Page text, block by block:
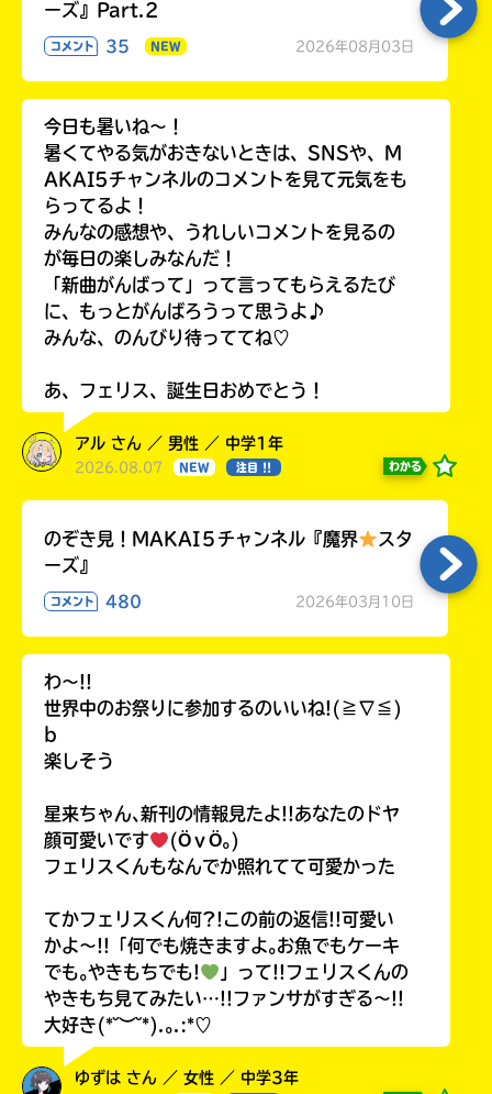
ーズ』Part.2
コメント 35 NEW 2026年08月03日
今日も暑いね〜！
暑くてやる気がおきないときは、SNSや、M
AKAI5チャンネルのコメントを見て元気をも
らってるよ！
みんなの感想や、うれしいコメントを見るの
が毎日の楽しみなんだ！
「新曲がんばって」って言ってもらえるたび
に、もっとがんばろうって思うよ♪
みんな、のんびり待っててね♡
あ、フェリス、誕生日おめでとう！
アル さん ／ 男性 ／ 中学1年
2026.08.07 NEW 注目 !! わかる
のぞき見！MAKAI５チャンネル『魔界
スタ
ーズ』
コメント 480 2026年03月10日
わ〜!!
世界中のお祭りに参加するのいいね!(≧∇≦)
b
楽しそう
星来ちゃん､新刊の情報見たよ!!あなたのドヤ
顔可愛いです
(ӦｖӦ｡)
フェリスくんもなんでか照れてて可愛かった
てかフェリスくん何?!この前の返信!!可愛い
かよ〜!!「何でも焼きますよ｡お魚でもケーキ
でも｡やきもちでも!
」って!!フェリスくんの
やきもち見てみたい…!!ファンサがすぎる〜!!
大好き(*˘︶˘*).｡.:*♡
ゆずは さん ／ 女性 ／ 中学3年